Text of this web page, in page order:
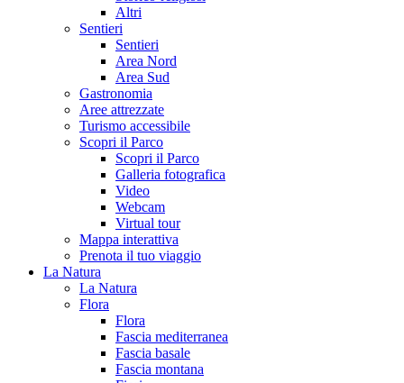
Altri
Sentieri
Sentieri
Area Nord
Area Sud
Gastronomia
Aree attrezzate
Turismo accessibile
Scopri il Parco
Scopri il Parco
Galleria fotografica
Video
Webcam
Virtual tour
Mappa interattiva
Prenota il tuo viaggio
La Natura
La Natura
Flora
Flora
Fascia mediterranea
Fascia basale
Fascia montana